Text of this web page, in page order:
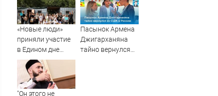
США против РФ -
Новости на
Вести.ru
съемочной
группы «Колобка»
«Новые люди»
приняли участие
в Едином дне
помощи приютам
для животных
Пасынок Армена
Джигарханяна
тайно вернулся
"Он этого не